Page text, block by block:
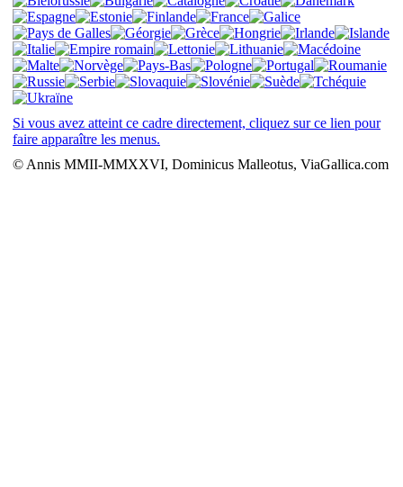
Si vous avez atteint ce cadre directement, cliquez sur ce lien pour
faire apparaître les menus.
© Annis MMII-MMXXVI, Dominicus Malleotus, ViaGallica.com